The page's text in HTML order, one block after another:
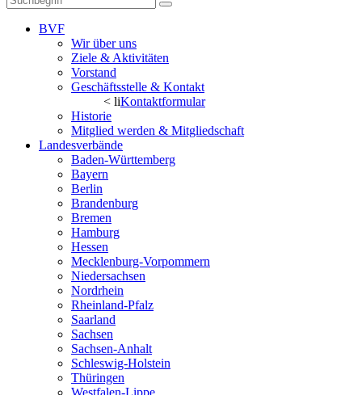
BVF
Wir über uns
Ziele & Aktivitäten
Vorstand
Geschäftsstelle & Kontakt
< liKontaktformular
Historie
Mitglied werden & Mitgliedschaft
Landesverbände
Baden-Württemberg
Bayern
Berlin
Brandenburg
Bremen
Hamburg
Hessen
Mecklenburg-Vorpommern
Niedersachsen
Nordrhein
Rheinland-Pfalz
Saarland
Sachsen
Sachsen-Anhalt
Schleswig-Holstein
Thüringen
Westfalen-Lippe